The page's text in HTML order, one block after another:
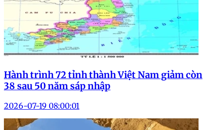
Hành trình 72 tỉnh thành Việt Nam giảm còn
38 sau 50 năm sáp nhập
2026-07-19 08:00:01